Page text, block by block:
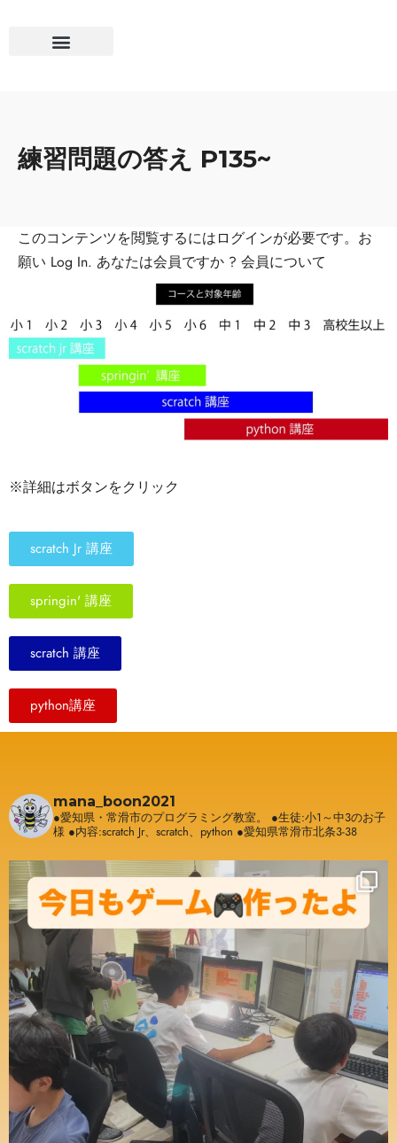
練習問題の答え P135~
このコンテンツを閲覧するにはログインが必要です。お
願い Log In. あなたは会員ですか ? 会員について
※詳細はボタンをクリック
scratch Jr 講座
springin' 講座
scratch 講座
python講座
mana_boon2021
●愛知県・常滑市のプログラミング教室。
●生徒:小1～中3のお子
様 ●内容:scratch Jr、scratch、python ●愛知県常滑市北条3-38